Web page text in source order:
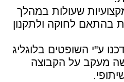
שעולות במהלך
בהתאם לחוקה ולתקנון
ע"י השופטים בלוגליג
מעקב על הקבוצה